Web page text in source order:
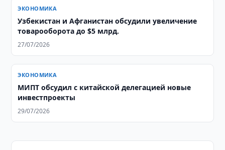
ЭКОНОМИКА
Узбекистан и Афганистан обсудили увеличение
товарооборота до $5 млрд.
27/07/2026
ЭКОНОМИКА
МИПТ обсудил с китайской делегацией новые
инвестпроекты
29/07/2026